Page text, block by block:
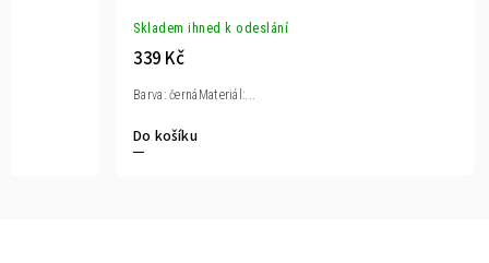
Skladem ihned k odeslání
339 Kč
Do košíku
Barva: černáMateriál:...